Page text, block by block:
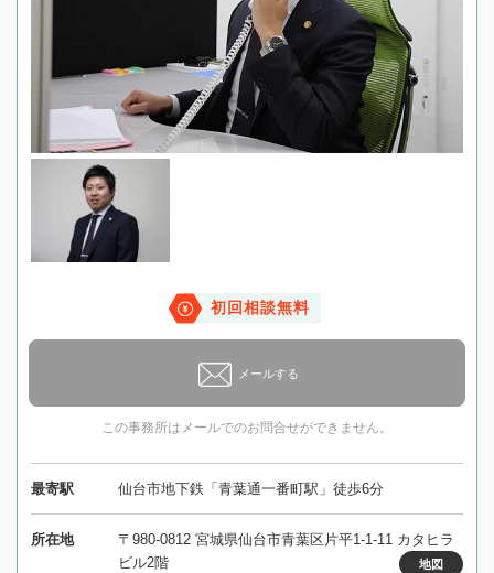
初回相談無料
メールする
この事務所はメールでのお問合せができません。
最寄駅 仙台市地下鉄「青葉通一番町駅」徒歩6分
所在地
〒980-0812 宮城県仙台市青葉区片平1-1-11 カタヒラ
ビル2階
地図